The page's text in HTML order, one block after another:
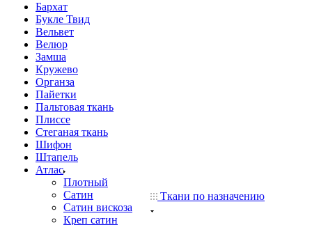
Бархат
Букле Твид
Вельвет
Велюр
Замша
Кружево
Органза
Пайетки
Пальтовая ткань
Плиссе
Стеганая ткань
Шифон
Штапель
Атлас
Плотный
Сатин
Сатин вискоза
Креп сатин
Ткани по назначению